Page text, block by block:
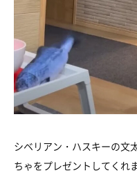
シベリアン・ハスキーの文
ちゃをプレゼントしてくれ